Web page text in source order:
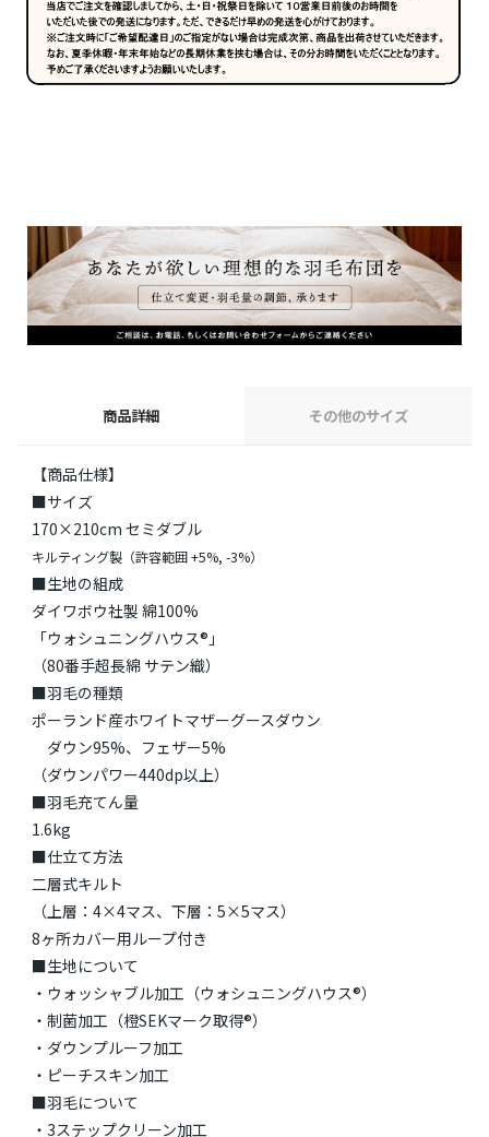
商品詳細 その他のサイズ
【商品仕様】
■サイズ
170×210cm セミダブル
キルティング製（許容範囲 +5%, -3%）
■生地の組成
ダイワボウ社製 綿100%
「ウォシュニングハウス®」
（80番手超長綿 サテン織）
■羽毛の種類
ポーランド産ホワイトマザーグースダウン
ダウン95%、フェザー5%
（ダウンパワー440dp以上）
■羽毛充てん量
1.6kg
■仕立て方法
二層式キルト
（上層：4×4マス、下層：5×5マス）
8ヶ所カバー用ループ付き
■生地について
・ウォッシャブル加工（ウォシュニングハウス®）
・制菌加工（橙SEKマーク取得®）
・ダウンプルーフ加工
・ピーチスキン加工
■羽毛について
・3ステップクリーン加工